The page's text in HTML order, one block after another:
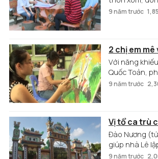
động, đóng
9 năm trước
2 chị em
Với năng
Quốc Toản,
các không
9 năm trước
Vị tổ ca trù
Đào Nương
giúp nhà Lê
9 năm trước